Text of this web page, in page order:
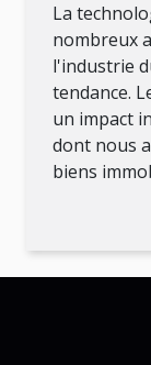
La
nombreux
l'industrie
tendance.
un impact
dont nous
biens